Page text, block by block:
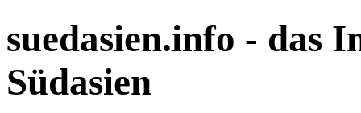
suedasien.info - das
Südasien